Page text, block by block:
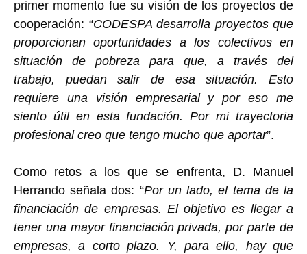
primer momento fue su visión de los proyectos de
cooperación: “CODESPA desarrolla proyectos que
proporcionan oportunidades a los colectivos en
situación de pobreza para que, a través del
trabajo, puedan salir de esa situación. Esto
requiere una visión empresarial y por eso me
siento útil en esta fundación. Por mi trayectoria
profesional creo que tengo mucho que aportar”.
Como retos a los que se enfrenta, D. Manuel
Herrando señala dos: “Por un lado, el tema de la
financiación de empresas. El objetivo es llegar a
tener una mayor financiación privada, por parte de
empresas, a corto plazo. Y, para ello, hay que